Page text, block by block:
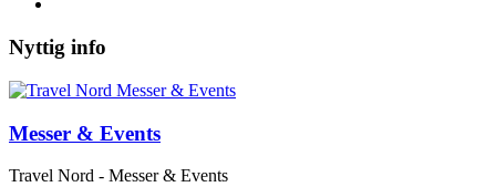
Nyttig info
Messer & Events
Travel Nord - Messer & Events